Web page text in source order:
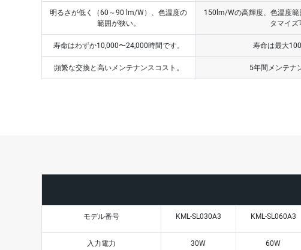
明るさが低く（60～90 lm/W）、色温度の
範囲が狭い。
150lm/Wの高輝度、色温度
タマイズ
寿命はわずか10,000〜24,000時間です。 寿命は最大
頻繁な交換と高いメンテナンスコスト。 5年間メンテナ
モデル番号 KML-SL030A3 KML-SL060A3
入力電力 30W 60W